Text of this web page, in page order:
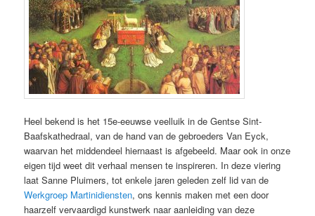
Heel bekend is het 15e-eeuwse veelluik in de Gentse Sint-
Baafskathedraal, van de hand van de gebroeders Van Eyck,
waarvan het middendeel hiernaast is afgebeeld. Maar ook in onze
eigen tijd weet dit verhaal mensen te inspireren. In deze viering
laat Sanne Pluimers, tot enkele jaren geleden zelf lid van de
Werkgroep Martinidiensten, ons kennis maken met een door
haarzelf vervaardigd kunstwerk naar aanleiding van deze